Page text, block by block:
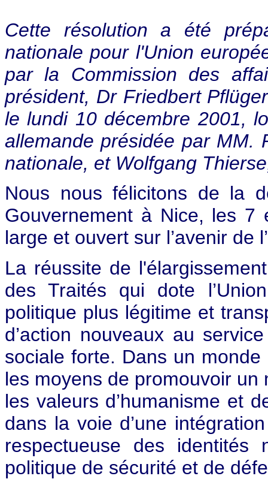
Cette résolution a été
nationale pour l'Union
par la Commission des
président, Dr Friedbert
le lundi 10 décembre 2001,
allemande présidée par MM.
nationale, et Wolfgang
Nous nous félicitons de la
Gouvernement à Nice, les
large et ouvert sur l’avenir de
La réussite de
des Traités qui dote
politique plus légitime et
d’action nouveaux au
sociale forte. Dans un
les moyens de promouvoir
les valeurs d’humanisme et
dans la voie d’une
respectueuse des
politique de sécurité et de